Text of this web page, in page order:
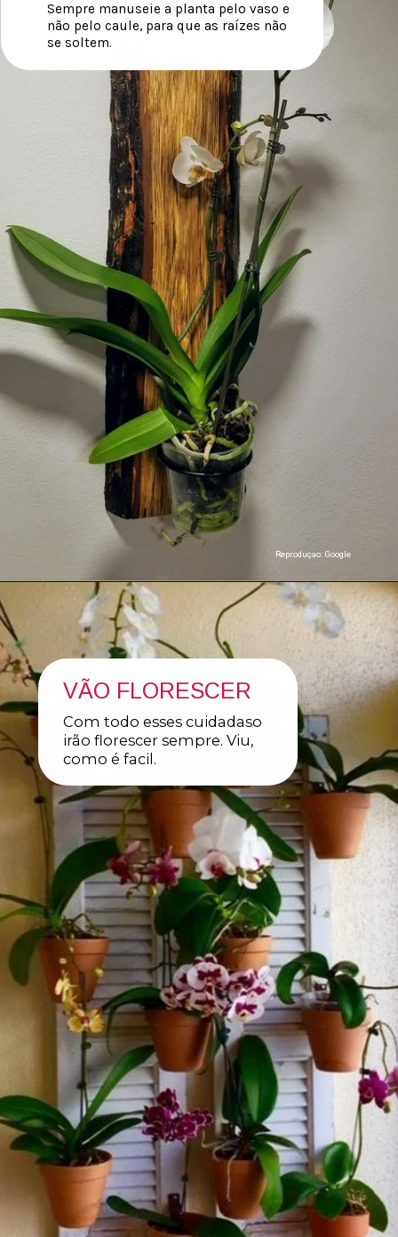
Sempre manuseie a planta pelo vaso e
não pelo caule, para que as raízes não
se soltem.
Reproduçao: Google
VÃO FLORESCER
Com todo esses cuidadaso
irão florescer sempre. Viu,
como é facil.